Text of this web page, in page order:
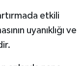
etkili
uyanıklığı ve